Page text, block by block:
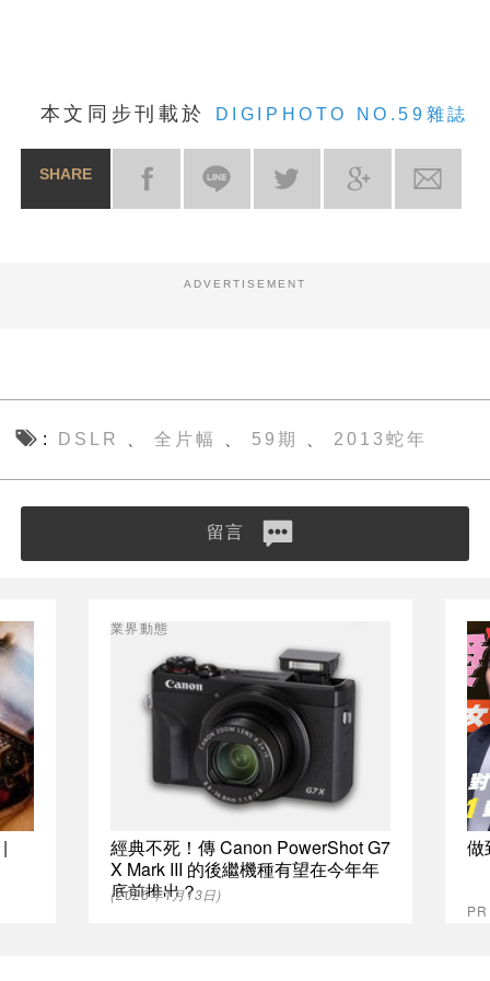
本文同步刊載於 DIGIPHOTO NO.59雜誌
SHARE
ADVERTISEMENT
DSLR 全片幅 59期 2013蛇年
留言
經典不死！傳 Canon PowerShot G7
X Mark III 的後繼機種有望在今年年
底前推出？
業界動態
(2026年1月13日)
做